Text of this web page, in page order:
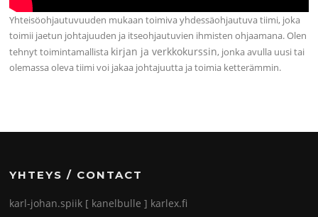
Yhteisöohjautuvuuden mukaan toimiva yhdessäohjautuva tiimi, joka
toimii jaetun johtajuuden ja itseohjautuvien ihmisten ohjaamana. Olen
tehnyt toimintamallista kirjan ja verkkokurssin, jonka avulla uusi tai
olemassa oleva tiimi voi jakaa johtajuutta ja toimia ketterämmin.
YHTEYS / CONTACT
karl-johan.spiik [ kanelbulle ] karlex.fi